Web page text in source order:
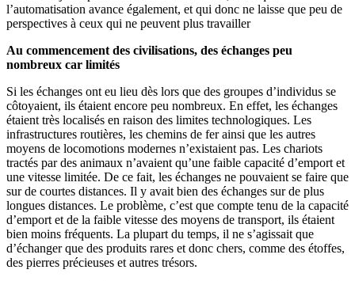
l’automatisation avance également, et qui donc ne laisse que peu de
perspectives à ceux qui ne peuvent plus travailler
Au commencement des civilisations, des échanges peu
nombreux car limités
Si les échanges ont eu lieu dès lors que des groupes d’individus se
côtoyaient, ils étaient encore peu nombreux. En effet, les échanges
étaient très localisés en raison des limites technologiques. Les
infrastructures routières, les chemins de fer ainsi que les autres
moyens de locomotions modernes n’existaient pas. Les chariots
tractés par des animaux n’avaient qu’une faible capacité d’emport et
une vitesse limitée. De ce fait, les échanges ne pouvaient se faire que
sur de courtes distances. Il y avait bien des échanges sur de plus
longues distances. Le problème, c’est que compte tenu de la capacité
d’emport et de la faible vitesse des moyens de transport, ils étaient
bien moins fréquents. La plupart du temps, il ne s’agissait que
d’échanger que des produits rares et donc chers, comme des étoffes,
des pierres précieuses et autres trésors.